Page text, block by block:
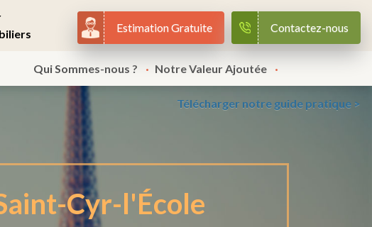
Qui Sommes-nous ?
Notre Valeur Ajoutée
Télécharger notre guide pratique >
Estimation Gratuite Contactez-nous
Cyr-l'École